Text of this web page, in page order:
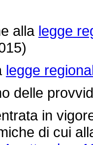
alla legge
legge
delle
in
di cui